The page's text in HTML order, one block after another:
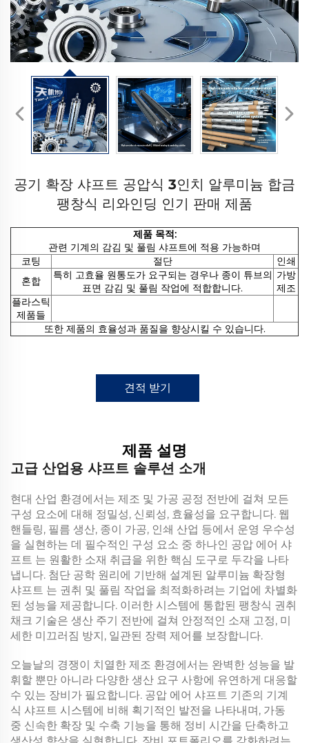
공기 확장 샤프트 공압식 3인치 알루미늄 합금
팽창식 리와인딩 인기 판매 제품
제품 목적:
관련 기계의 감김 및 풀림 샤프트에 적용 가능하며
코팅
절단
인쇄
혼합
특히 고효율 원통도가 요구되는 경우나 종이 튜브의
표면 감김 및 풀림 작업에 적합합니다.
가방
제조
플라스틱
제품들
또한 제품의 효율성과 품질을 향상시킬 수 있습니다.
견적 받기
제품 설명
고급 산업용 샤프트 솔루션 소개
현대 산업 환경에서는 제조 및 가공 공정 전반에 걸쳐 모든
구성 요소에 대해 정밀성, 신뢰성, 효율성을 요구합니다. 웹
핸들링, 필름 생산, 종이 가공, 인쇄 산업 등에서 운영 우수성
을 실현하는 데 필수적인 구성 요소 중 하나인 공압 에어 샤
프트 는 원활한 소재 취급을 위한 핵심 도구로 두각을 나타
냅니다. 첨단 공학 원리에 기반해 설계된 알루미늄 확장형
샤프트 는 권취 및 풀림 작업을 최적화하려는 기업에 차별화
된 성능을 제공합니다. 이러한 시스템에 통합된 팽창식 권취
채크 기술은 생산 주기 전반에 걸쳐 안정적인 소재 고정, 미
세한 미끄러짐 방지, 일관된 장력 제어를 보장합니다.
오늘날의 경쟁이 치열한 제조 환경에서는 완벽한 성능을 발
휘할 뿐만 아니라 다양한 생산 요구 사항에 유연하게 대응할
수 있는 장비가 필요합니다. 공압 에어 샤프트 기존의 기계
식 샤프트 시스템에 비해 획기적인 발전을 나타내며, 가동
중 신속한 확장 및 수축 기능을 통해 정비 시간을 단축하고
생산성 향상을 실현합니다. 장비 포트폴리오를 강화하려는